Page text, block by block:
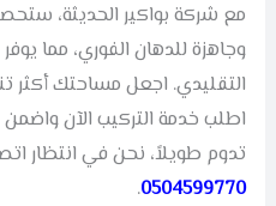
مع شركة بواكير الحديثة،
وجاهزة للدهان الفوري، مما
التقليدي. اجعل مساحتك أكثر
اطلب خدمة التركيب الآن
تدوم طويلاً، نحن في انتظار
0504599770
.